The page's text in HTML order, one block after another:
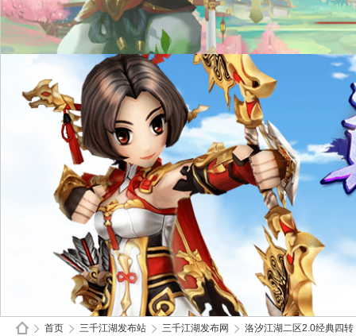
首页 三千江湖发布站 三千江湖发布网 洛汐江湖二区2.0经典四